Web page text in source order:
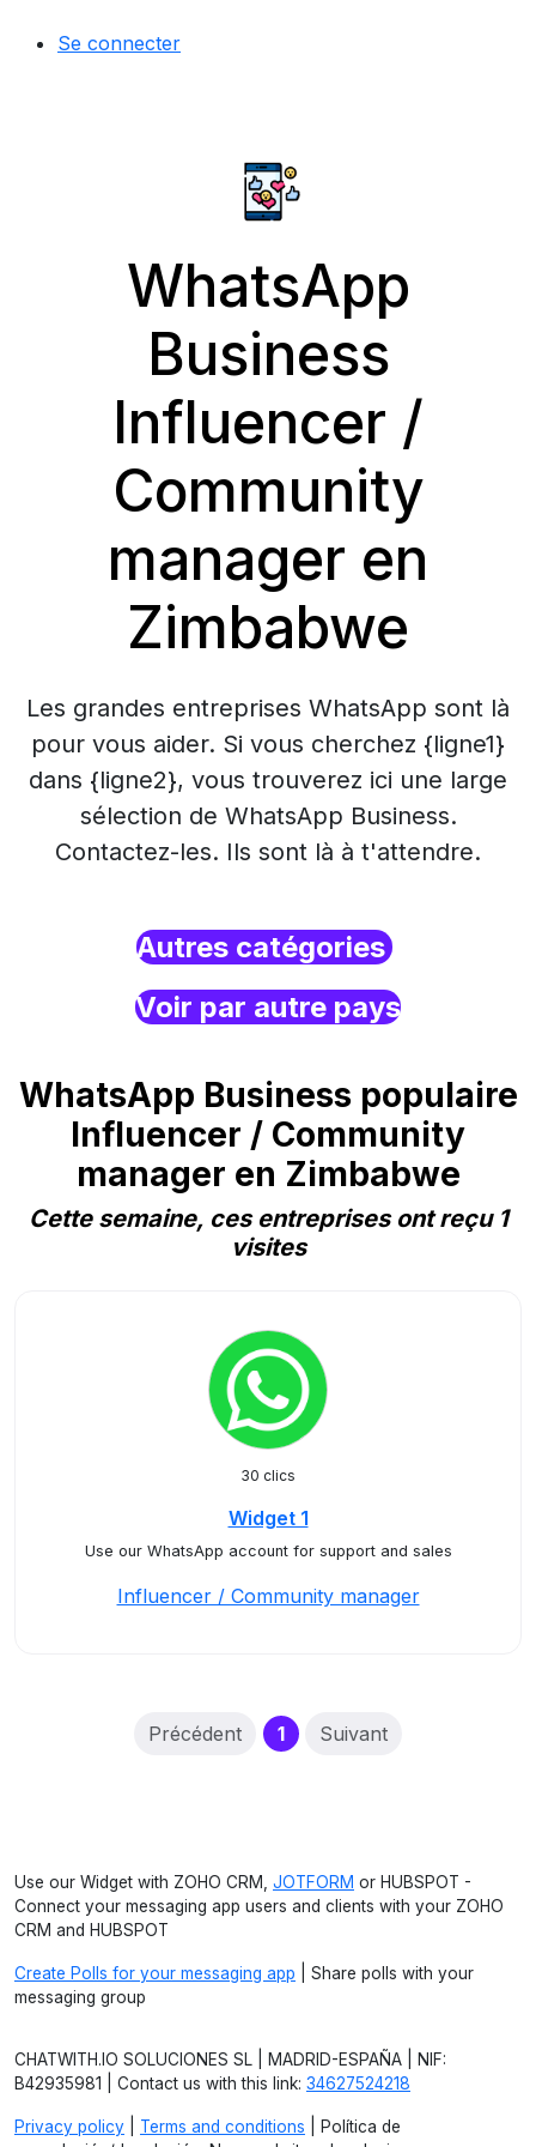
Se connecter
WhatsApp
Business
Influencer /
Community
manager en
Zimbabwe
Les grandes entreprises WhatsApp sont là
pour vous aider. Si vous cherchez {ligne1}
dans {ligne2}, vous trouverez ici une large
sélection de WhatsApp Business.
Contactez-les. Ils sont là à t'attendre.
Autres catégories
Voir par autre pays
WhatsApp Business populaire
Influencer / Community
manager en Zimbabwe
Cette semaine, ces entreprises ont reçu 1
visites
30 clics
Widget 1
Use our WhatsApp account for support and sales
Influencer / Community manager
Précédent 1(current)
Suivant
Use our Widget with ZOHO CRM, JOTFORM or HUBSPOT -
Connect your messaging app users and clients with your ZOHO
CRM and HUBSPOT
Create Polls for your messaging app | Share polls with your
messaging group
CHATWITH.IO SOLUCIONES SL | MADRID-ESPAÑA | NIF:
B42935981 | Contact us with this link: 34627524218
Privacy policy Terms and conditions | Política de